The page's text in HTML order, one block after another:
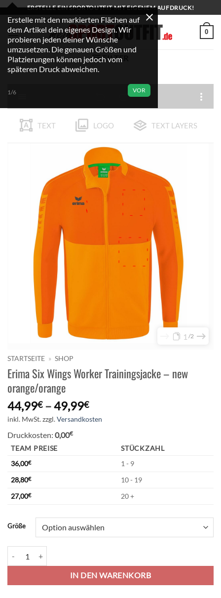
Zum
Inhalt
springen
ERSTELLE EIN SPORTOUTFIT MIT EIGENEM AUFDRUCK!
0
FILTER
TEXT LOGO TEXT LAYERS
1 2
STARTSEITE » SHOP
Erima Six Wings Worker Trainingsjacke – new
orange/orange
44,99€–49,99€
inkl. MwSt.zzgl.Versandkosten
Druckkosten: 0,00€
TEAM PREISE
STÜCKZAHL
36,00€
1 - 9
28,80€
10 - 19
27,00€ 20 +
Größe
IN DEN WARENKORB
Alternative:
Erstelle mit den markierten Flächen auf
dem Artikel dein eigenes Design. Wir
probieren jeden deiner Wünsche
umzusetzen. Die genauen Größen und
Platzierungen können jedoch vom
späteren Druck abweichen.
VOR
1/6